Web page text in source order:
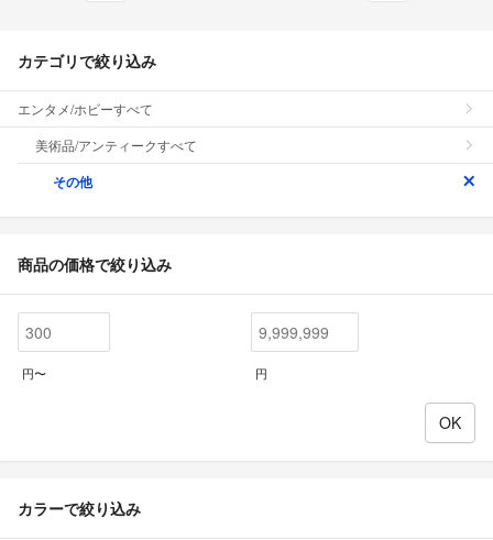
カテゴリで絞り込み
エンタメ/ホビーすべて
美術品/アンティークすべて
その他
商品の価格で絞り込み
円〜 円
カラーで絞り込み